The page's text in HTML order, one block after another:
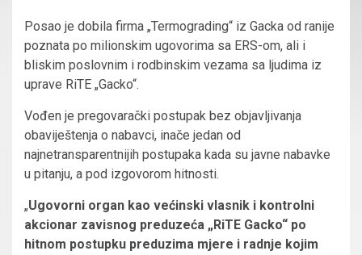
Posao je dobila firma „Termograding“ iz Gacka od ranije
poznata po milionskim ugovorima sa ERS-om, ali i
bliskim poslovnim i rodbinskim vezama sa ljudima iz
uprave RiTE „Gacko“.
Vođen je pregovarački postupak bez objavljivanja
obaviještenja o nabavci, inače jedan od
najnetransparentnijih postupaka kada su javne nabavke
u pitanju, a pod izgovorom hitnosti.
„Ugovorni organ kao većinski vlasnik i kontrolni
akcionar zavisnog preduzeća „RiTE Gacko“ po
hitnom postupku preduzima mjere i radnje kojim